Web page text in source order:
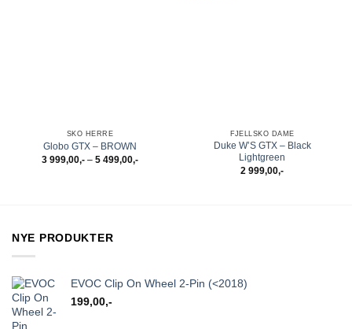
SKO HERRE
Globo GTX – BROWN
3 999,00,- – 5 499,00,-Prisområde:
FJELLSKO DAME
Duke W’S GTX – Black
Lightgreen
2 999,00,-
NYE PRODUKTER
EVOC Clip On Wheel 2-Pin (<2018)
199,00,-